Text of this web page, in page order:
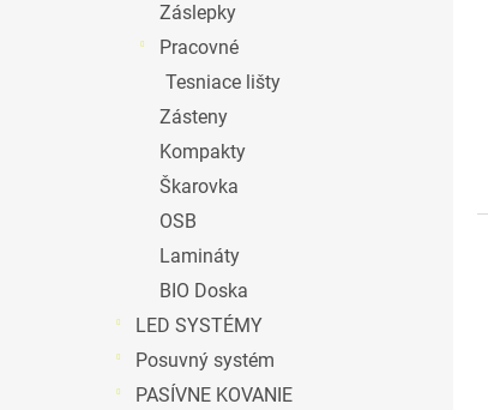
Záslepky
Pracovné
Tesniace lišty
Zásteny
Kompakty
Škarovka
OSB
Lamináty
BIO Doska
LED SYSTÉMY
Posuvný systém
PASÍVNE KOVANIE